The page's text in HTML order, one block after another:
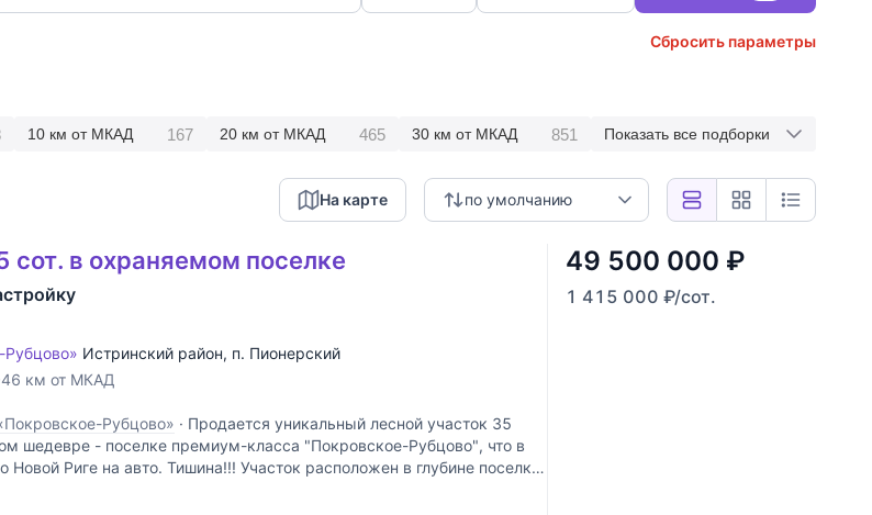
Сбросить параметры
10 км от МКАД 167 20 км от МКАД 465 30 км от МКАД 851 Показать все подборки
по умолчанию
На карте
сот. в охраняемом поселке
Истринский район, п. Пионерский
км от МКАД
Рубцово» · Продается уникальный лесной участок 35
шедевре - поселке премиум-класса "Покровское-Рубцово", что в
Новой Риге на авто. Тишина!!! Участок расположен в глубине поселка
49 500 000 ₽
1 415 000 ₽/сот.